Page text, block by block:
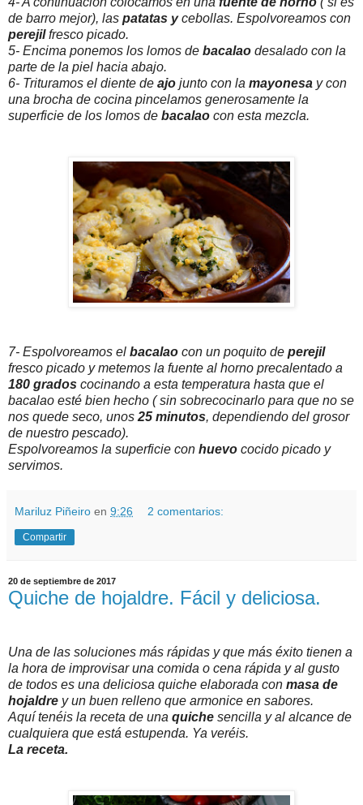
de barro mejor), las patatas ycebollas. Espolvoreamos con
perejilfresco picado.
5- Encima ponemos los lomos de bacalao desalado con la
parte de la piel hacia abajo.
6- Trituramos el diente de ajo junto con la mayonesa y con
una brocha de cocina pincelamos generosamente la
superficie de los lomos de bacalao con esta mezcla.
7- Espolvoreamos el bacalao con un poquito de perejil
fresco picado y metemos la fuente al horno precalentado a
180 grados cocinando a esta temperatura hasta que el
bacalao esté bien hecho ( sin sobrecocinarlo para que no se
nos quede seco, unos 25 minutos, dependiendo del grosor
de nuestro pescado).
Espolvoreamos la superficie con huevo cocido picado y
servimos.
Mariluz Piñeiro en 9:26 2 comentarios:
Compartir
20 de septiembre de 2017
Quiche de hojaldre. Fácil y deliciosa.
Una de las soluciones más rápidas y que más éxito tienen a
la hora de improvisar una comida o cena rápida y al gusto
de todos es una deliciosa quiche elaborada con masa de
hojaldre y un buen relleno que armonice en sabores.
Aquí tenéis la receta de una quiche sencilla y al alcance de
cualquiera que está estupenda. Ya veréis.
La receta.